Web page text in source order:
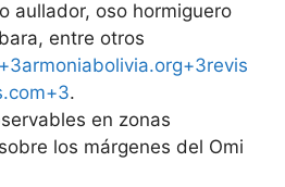
aullador, oso hormiguero
entre otros
.
en zonas
los márgenes del Omi